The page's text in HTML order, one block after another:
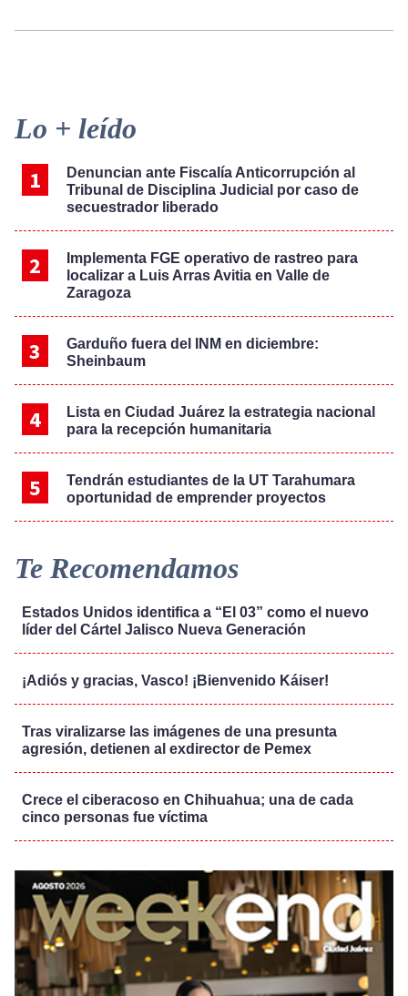
Primary
Sidebar
Lo + leído
Denuncian ante Fiscalía Anticorrupción al
Tribunal de Disciplina Judicial por caso de
secuestrador liberado
Implementa FGE operativo de rastreo para
localizar a Luis Arras Avitia en Valle de
Zaragoza
Garduño fuera del INM en diciembre:
Sheinbaum
Lista en Ciudad Juárez la estrategia nacional
para la recepción humanitaria
Tendrán estudiantes de la UT Tarahumara
oportunidad de emprender proyectos
Te Recomendamos
Estados Unidos identifica a “El 03” como el nuevo
líder del Cártel Jalisco Nueva Generación
¡Adiós y gracias, Vasco! ¡Bienvenido Káiser!
Tras viralizarse las imágenes de una presunta
agresión, detienen al exdirector de Pemex
Crece el ciberacoso en Chihuahua; una de cada
cinco personas fue víctima